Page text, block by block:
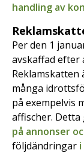
handling av
Per den 1
avskaffad efter
Reklamskatten
många
på exempelvis
affischer. Detta
på annonser
följdändringar i